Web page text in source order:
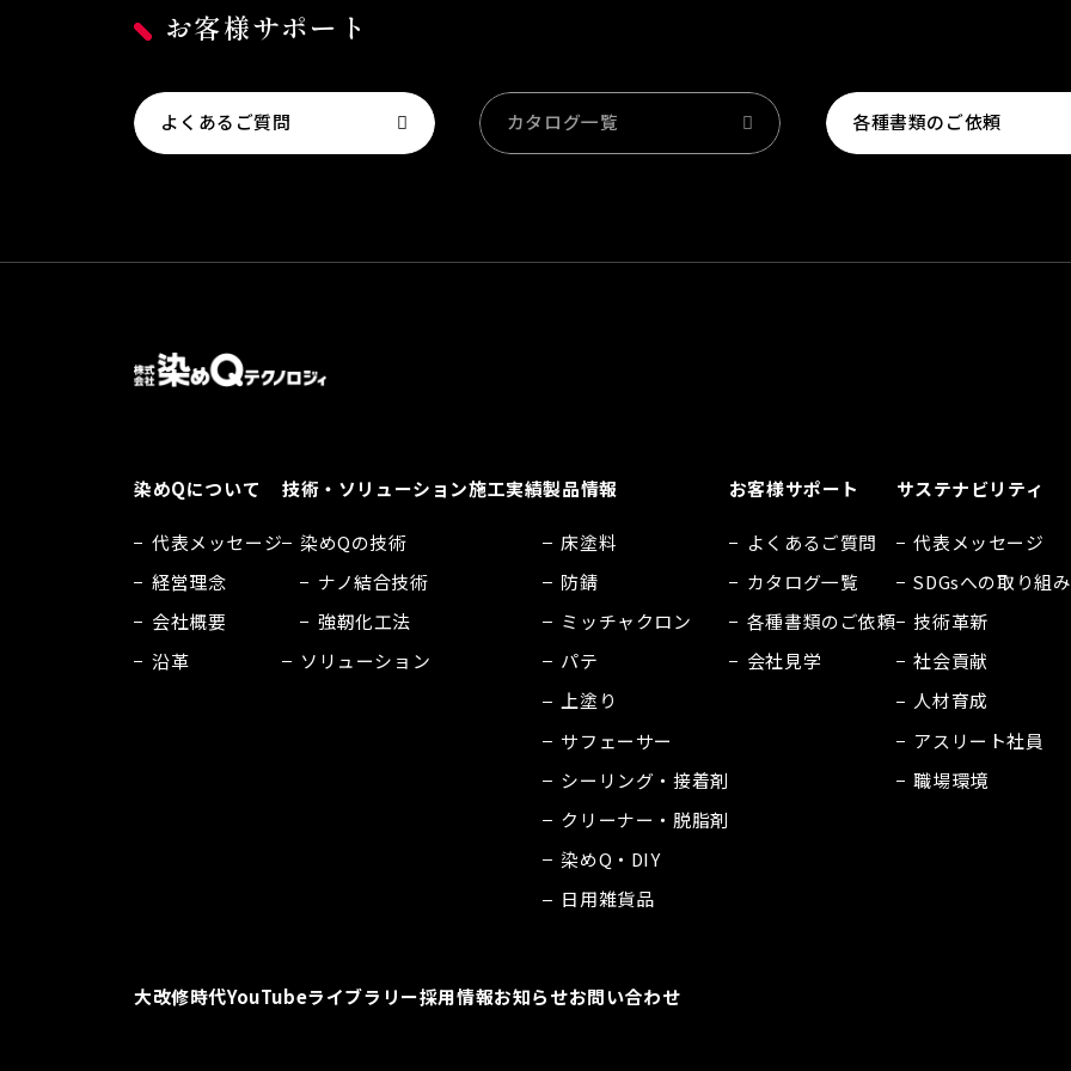
お客様サポート
よくあるご質問 カタログ一覧 各種書類のご依頼
染めQについて
代表メッセージ
経営理念
会社概要
沿革
技術・ソリューション
染めQの技術
ナノ結合技術
強靭化工法
ソリューション
施工実績製品情報
床塗料
防錆
ミッチャクロン
パテ
上塗り
サフェーサー
シーリング・接着剤
クリーナー・脱脂剤
染めQ・DIY
日用雑貨品
お客様サポート
よくあるご質問
カタログ一覧
各種書類のご依頼
会社見学
サステナビリティ
代表メッセージ
SDGsへの取り組み
技術革新
社会貢献
人材育成
アスリート社員
職場環境
大改修時代YouTubeライブラリー採用情報お知らせお問い合わせ